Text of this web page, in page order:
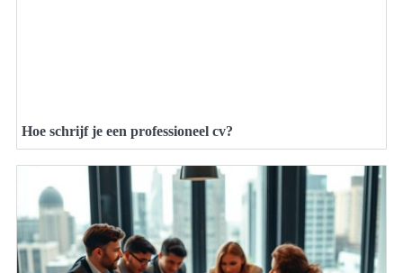
Hoe schrijf je een professioneel cv?